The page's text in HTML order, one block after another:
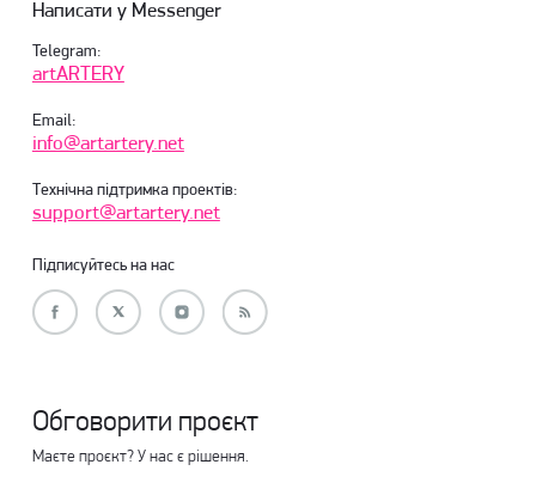
Написати у Messenger
Telegram:
artARTERY
Email:
info@artartery.net
Технічна підтримка проектів:
support@artartery.net
Підписуйтесь на нас
Обговорити проєкт
Маєте проєкт? У нас є рішення.